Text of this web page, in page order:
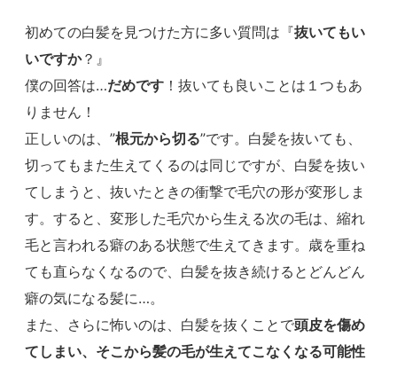
初めての白髪を見つけた方に多い質問は『抜いてもい
いですか？』
僕の回答は…だめです ！抜いても良いことは１つもあ
りません！
正しいのは、”根元から切る”です。白髪を抜いても、
切ってもまた生えてくるのは同じですが、白髪を抜い
てしまうと、抜いたときの衝撃で毛穴の形が変形しま
す。すると、変形した毛穴から生える次の毛は、縮れ
毛と言われる癖のある状態で生えてきます。歳を重ね
ても直らなくなるので、白髪を抜き続けるとどんどん
癖の気になる髪に…。
また、さらに怖いのは、白髪を抜くことで頭皮を傷め
てしまい、そこから髪の毛が生えてこなくなる可能性